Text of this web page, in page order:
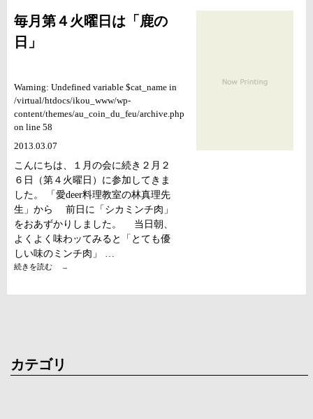
vol.2
（日）
毎月第４火曜日は「鹿の
日」
Warning: Undefined variable $cat_name in
/virtual/htdocs/ikou_www/wp-
content/themes/au_coin_du_feu/archive.php
on line 58
2013.03.07
こんにちは、１月の会に続き２月２
６日（第４火曜日）に参加してきま
した。 「愛deer料理教室の林真理先
生」から 前日に「シカミンチ肉」
をおあずかりしました。 当日朝、
よくよく味わッてみると「とても優
しい味のミンチ肉」 …
続きを読む
の
日」
→
カテゴリ